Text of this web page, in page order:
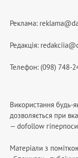
Реклама:
Редакція:
Телефон: (098) 748-
Використання будь-
дозволяється при
— dofollow
Матеріали з